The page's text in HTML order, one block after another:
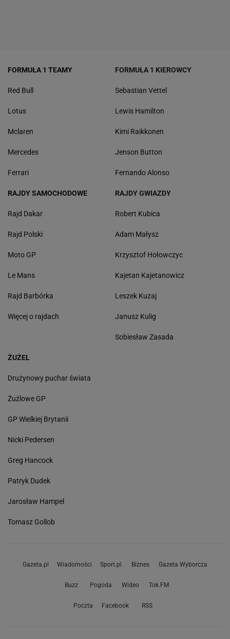
FORMUŁA 1 TEAMY
Red Bull
Lotus
Mclaren
Mercedes
Ferrari
FORMUŁA 1 KIEROWCY
Sebastian Vettel
Lewis Hamilton
Kimi Raikkonen
Jenson Button
Fernando Alonso
RAJDY SAMOCHODOWE
Rajd Dakar
Rajd Polski
Moto GP
Le Mans
Rajd Barbórka
Więcej o rajdach
RAJDY GWIAZDY
Robert Kubica
Adam Małysz
Krzysztof Hołowczyc
Kajetan Kajetanowicz
Leszek Kuzaj
Janusz Kulig
Sobiesław Zasada
ŻUŻEL
Drużynowy puchar świata
Żużlowe GP
GP Wielkiej Brytanii
Nicki Pedersen
Greg Hancock
Patryk Dudek
Jarosław Hampel
Tomasz Gollob
Gazeta.pl Wiadomości Sport.pl Biznes Gazeta Wyborcza
Buzz Pogoda Wideo Tok.FM
Poczta Facebook RSS